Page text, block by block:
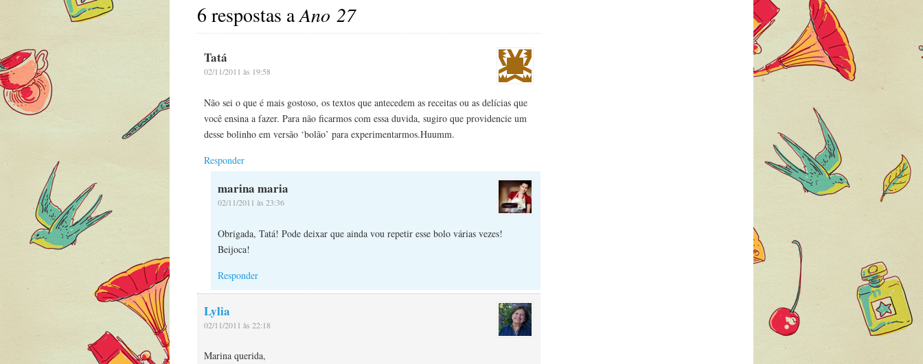
6 respostas aAno 27
Tatá
02/11/2011 às 19:58
Não sei o que é mais gostoso, os textos que antecedem as receitas ou as delícias que
você ensina a fazer. Para não ficarmos com essa duvida, sugiro que providencie um
desse bolinho em versão ‘bolão’ para experimentarmos.Huumm.
Responder
marina maria
02/11/2011 às 23:36
Obrigada, Tatá! Pode deixar que ainda vou repetir esse bolo várias vezes!
Beijoca!
Responder
Lylia
02/11/2011 às 22:18
Marina querida,